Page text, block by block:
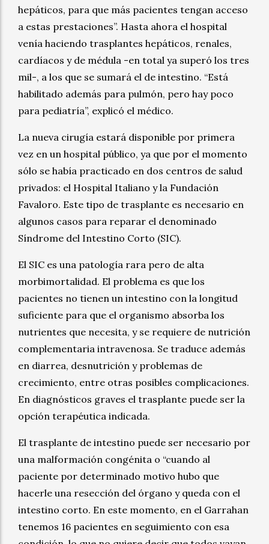
hepáticos, para que más pacientes tengan acceso
a estas prestaciones”. Hasta ahora el hospital
venía haciendo trasplantes hepáticos, renales,
cardíacos y de médula -en total ya superó los tres
mil-, a los que se sumará el de intestino. “Está
habilitado además para pulmón, pero hay poco
para pediatría”, explicó el médico.
La nueva cirugía estará disponible por primera
vez en un hospital público, ya que por el momento
sólo se había practicado en dos centros de salud
privados: el Hospital Italiano y la Fundación
Favaloro. Este tipo de trasplante es necesario en
algunos casos para reparar el denominado
Síndrome del Intestino Corto (SIC).
El SIC es una patología rara pero de alta
morbimortalidad. El problema es que los
pacientes no tienen un intestino con la longitud
suficiente para que el organismo absorba los
nutrientes que necesita, y se requiere de nutrición
complementaria intravenosa. Se traduce además
en diarrea, desnutrición y problemas de
crecimiento, entre otras posibles complicaciones.
En diagnósticos graves el trasplante puede ser la
opción terapéutica indicada.
El trasplante de intestino puede ser necesario por
una malformación congénita o “cuando al
paciente por determinado motivo hubo que
hacerle una resección del órgano y queda con el
intestino corto. En este momento, en el Garrahan
tenemos 16 pacientes en seguimiento con esa